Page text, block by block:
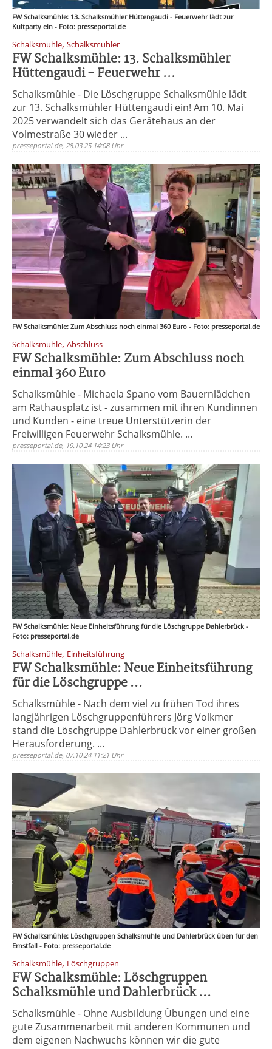
FW Schalksmühle: 13. Schalksmühler Hüttengaudi - Feuerwehr lädt zur
Kultparty ein - Foto: presseportal.de
Schalksmühle, Schalksmühler
FW Schalksmühle: 13. Schalksmühler
Hüttengaudi - Feuerwehr ...
Schalksmühle - Die Löschgruppe Schalksmühle lädt
zur 13. Schalksmühler Hüttengaudi ein! Am 10. Mai
2025 verwandelt sich das Gerätehaus an der
Volmestraße 30 wieder ...
presseportal.de, 28.03.25 14:08 Uhr
FW Schalksmühle: Zum Abschluss noch einmal 360 Euro - Foto: presseportal.de
Schalksmühle, Abschluss
FW Schalksmühle: Zum Abschluss noch
einmal 360 Euro
Schalksmühle - Michaela Spano vom Bauernlädchen
am Rathausplatz ist - zusammen mit ihren Kundinnen
und Kunden - eine treue Unterstützerin der
Freiwilligen Feuerwehr Schalksmühle. ...
presseportal.de, 19.10.24 14:23 Uhr
FW Schalksmühle: Neue Einheitsführung für die Löschgruppe Dahlerbrück -
Foto: presseportal.de
Schalksmühle, Einheitsführung
FW Schalksmühle: Neue Einheitsführung
für die Löschgruppe ...
Schalksmühle - Nach dem viel zu frühen Tod ihres
langjährigen Löschgruppenführers Jörg Volkmer
stand die Löschgruppe Dahlerbrück vor einer großen
Herausforderung. ...
presseportal.de, 07.10.24 11:21 Uhr
FW Schalksmühle: Löschgruppen Schalksmühle und Dahlerbrück üben für den
Ernstfall - Foto: presseportal.de
Schalksmühle, Löschgruppen
FW Schalksmühle: Löschgruppen
Schalksmühle und Dahlerbrück ...
Schalksmühle - Ohne Ausbildung Übungen und eine
gute Zusammenarbeit mit anderen Kommunen und
dem eigenen Nachwuchs können wir die gute